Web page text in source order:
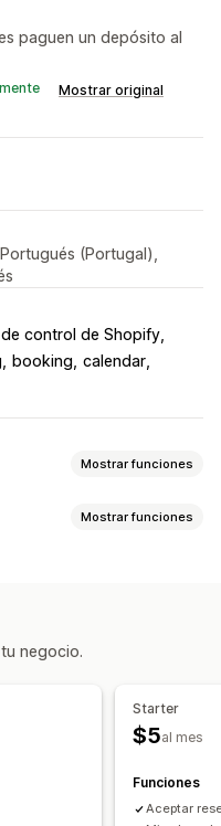
paguen un depósito al
Mostrar original
(Portugal),
de control de Shopify
booking calendar
Mostrar funciones
Mostrar funciones
negocio.
Starter
$5al mes
Funciones
Aceptar